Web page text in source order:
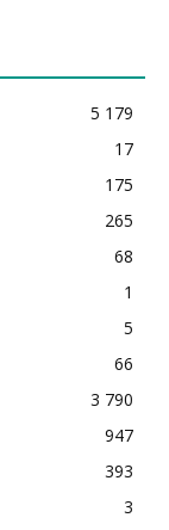
5 179
17
175
265
68
1
5
66
3 790
947
393
3